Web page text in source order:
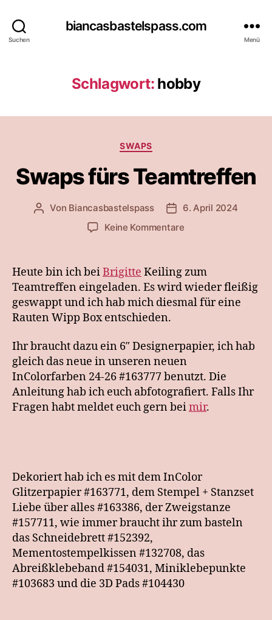
Suchen
biancasbastelspass.com
Menü
Schlagwort: hobby
Kategorien
SWAPS
Swaps fürs Teamtreffen
Beitragsautor
Von Biancasbastelspass Beitragsdatum
6. April 2024
Keine Kommentarezu
Heute bin ich beiBrigitte Keiling zum
Teamtreffen eingeladen. Es wird wieder fleißig
geswappt und ich hab mich diesmal für eine
Rauten Wipp Box entschieden.
Ihr braucht dazu ein 6″ Designerpapier, ich hab
gleich das neue in unseren neuen
InColorfarben 24-26 #163777 benutzt. Die
Anleitung hab ich euch abfotografiert. Falls Ihr
Fragen habt meldet euch gern beimir.
Dekoriert hab ich es mit dem InColor
Glitzerpapier #163771, dem Stempel + Stanzset
Liebe über alles #163386, der Zweigstanze
#157711, wie immer braucht ihr zum basteln
das Schneidebrett #152392,
Mementostempelkissen #132708, das
Abreißklebeband #154031, Miniklebepunkte
#103683 und die 3D Pads #104430